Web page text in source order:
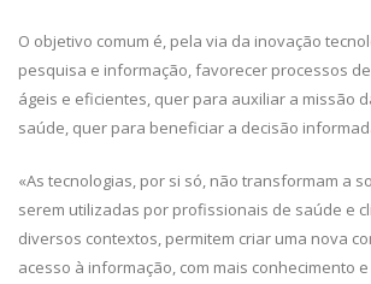
O objetivo comum é, pela via da inovação
pesquisa e informação, favorecer processos
ágeis e eficientes, quer para auxiliar a missão
saúde, quer para beneficiar a decisão
«As tecnologias, por si só, não transformam a
serem utilizadas por profissionais de saúde e
diversos contextos, permitem criar uma nova
acesso à informação, com mais conhecimento